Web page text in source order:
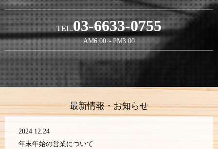
TEL.03-6633-0755
AM6:00～PM3:00
最新情報・お知らせ
2024 12.24
年末年始の営業について